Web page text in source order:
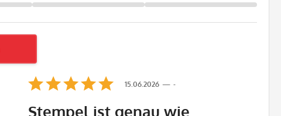
-
15.06.2026
Stempel ist genau wie